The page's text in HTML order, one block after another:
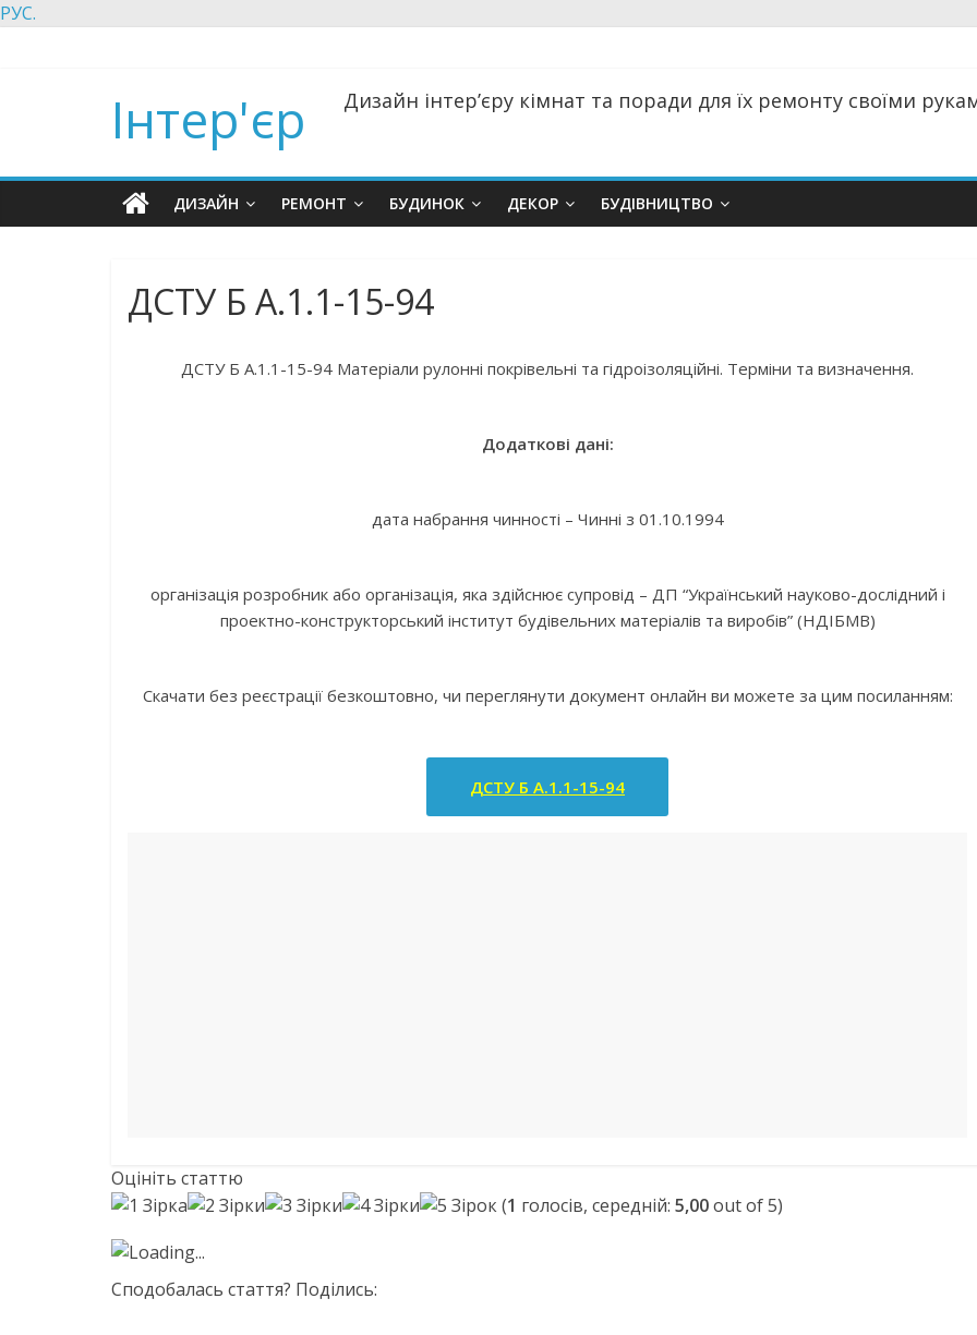
РУС.
Інтер'єр Дизайн інтер’єру кімнат та поради для їх ремонту своїми
ДИЗАЙН РЕМОНТ БУДИНОК ДЕКОР БУДІВНИЦТВО
ДСТУ Б А.1.1-15-94
ДСТУ Б А.1.1-15-94 Матеріали рулонні покрівельні та гідроізоляційні. Терміни та визначення.
Додаткові дані:
дата набрання чинності – Чинні з 01.10.1994
організація розробник або організація, яка здійснює супровід – ДП “Український науково-дослідний і
проектно-конструкторський інститут будівельних матеріалів та виробів” (НДІБМВ)
Скачати без реєстрації безкоштовно, чи переглянути документ онлайн ви можете за цим посиланням:
ДСТУ Б А.1.1-15-94
Оцініть статтю
(1 голосів, середній: 5,00out of 5)
Loading...
Сподобалась стаття? Поділись: